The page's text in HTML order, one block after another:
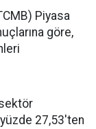
Piyasa
göre,
27,53'ten